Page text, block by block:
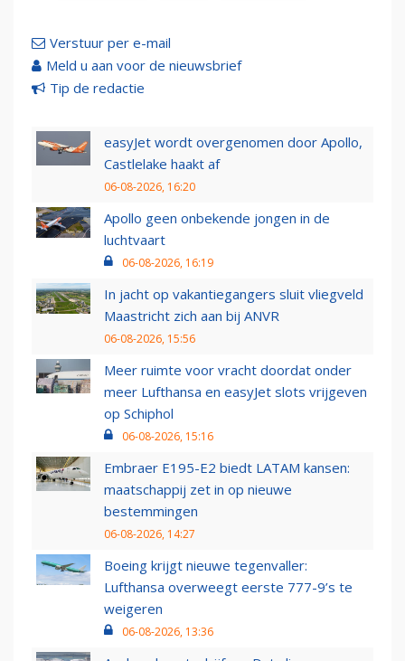
Verstuur per e-mail
Meld u aan voor de nieuwsbrief
Tip de redactie
easyJet wordt overgenomen door Apollo,
Castlelake haakt af
06-08-2026, 16:20
Apollo geen onbekende jongen in de
luchtvaart
06-08-2026, 16:19
In jacht op vakantiegangers sluit vliegveld
Maastricht zich aan bij ANVR
06-08-2026, 15:56
Meer ruimte voor vracht doordat onder
meer Lufthansa en easyJet slots vrijgeven
op Schiphol
06-08-2026, 15:16
Embraer E195-E2 biedt LATAM kansen:
maatschappij zet in op nieuwe
bestemmingen
06-08-2026, 14:27
Boeing krijgt nieuwe tegenvaller:
Lufthansa overweegt eerste 777-9’s te
weigeren
06-08-2026, 13:36